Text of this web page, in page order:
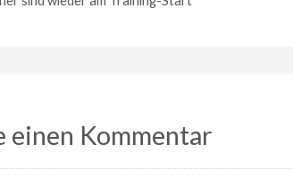
einen Kommentar